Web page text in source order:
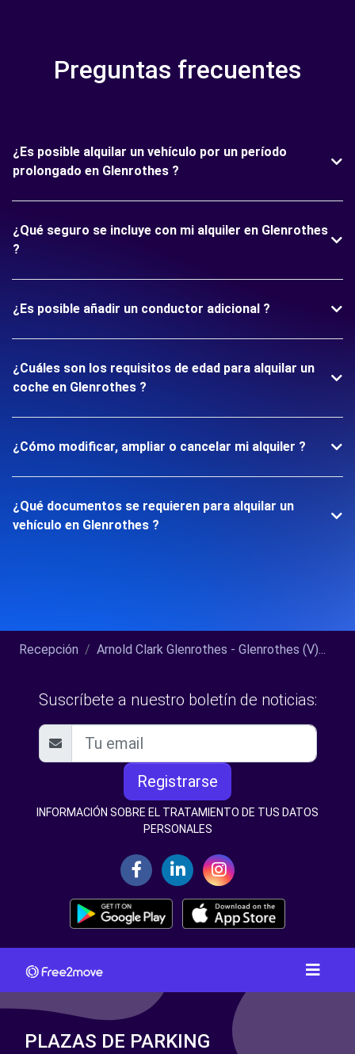
Preguntas frecuentes
¿Es posible alquilar un vehículo por un período
prolongado en Glenrothes ?
¿Qué seguro se incluye con mi alquiler en Glenrothes
?
¿Es posible añadir un conductor adicional ?
¿Cuáles son los requisitos de edad para alquilar un
coche en Glenrothes ?
¿Cómo modificar, ampliar o cancelar mi alquiler ?
¿Qué documentos se requieren para alquilar un
vehículo en Glenrothes ?
Recepción Arnold Clark Glenrothes - Glenrothes (V)...
Suscríbete a nuestro boletín de noticias:
Registrarse
INFORMACIÓN SOBRE EL TRATAMIENTO DE TUS DATOS
PERSONALES
PLAZAS DE PARKING